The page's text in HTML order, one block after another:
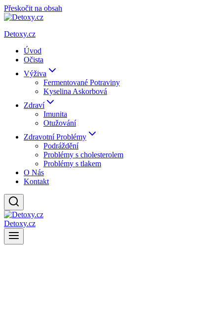
Přeskočit na obsah
Detoxy.cz
Úvod
Očista
Výživa
Fermentované Potraviny
Kyselina Askorbová
Zdraví
Imunita
Otužování
Zdravotní Problémy
Podráždění
Problémy s cholesterolem
Problémy s tlakem
O Nás
Kontakt
Detoxy.cz